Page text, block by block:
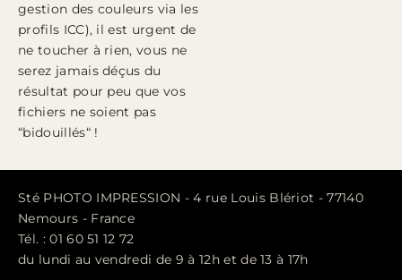
gestion des couleurs via les
profils ICC), il est urgent de
ne toucher à rien, vous ne
serez jamais déçus du
résultat pour peu que vos
fichiers ne soient pas
“bidouillés“ !
Sté PHOTO IMPRESSION - 4 rue Louis Blériot - 77140
Nemours - France
Tél. : 01 60 51 12 72
du lundi au vendredi de 9 à 12h et de 13 à 17h